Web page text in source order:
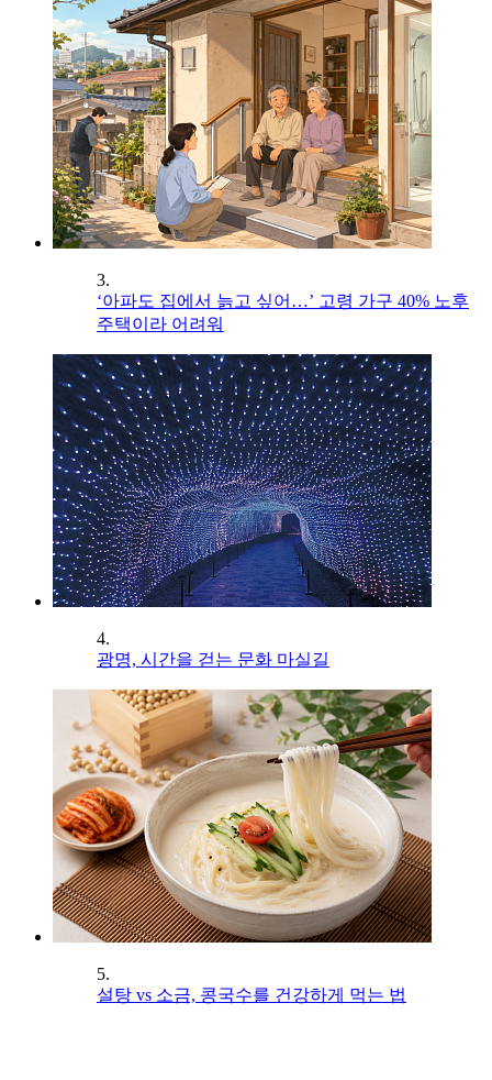
3.
‘아파도 집에서 늙고 싶어…’ 고령 가구 40% 노후
주택이라 어려워
4.
광명, 시간을 걷는 문화 마실길
5.
설탕 vs 소금, 콩국수를 건강하게 먹는 법